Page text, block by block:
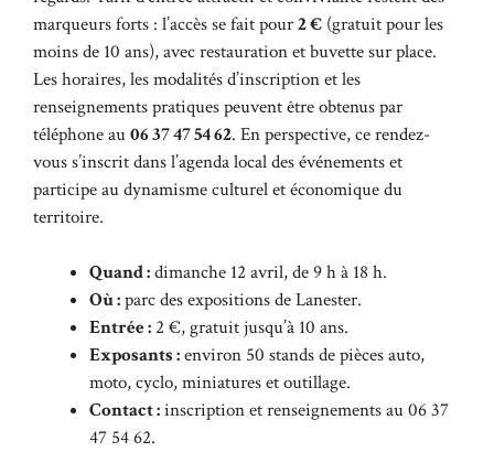
marqueurs forts : l’accès se fait pour2 € (gratuit pour les
moins de 10 ans), avec restauration et buvette sur place.
Les horaires, les modalités d’inscription et les
renseignements pratiques peuvent être obtenus par
téléphone au06 37 47 54 62. En perspective, ce rendez-
vous s’inscrit dans l’agenda local des événements et
participe au dynamisme culturel et économique du
territoire.
Quand :dimanche 12 avril, de 9 h à 18 h.
Où :parc des expositions de Lanester.
Entrée : 2 €, gratuit jusqu’à 10 ans.
Exposants :environ 50 stands de pièces auto,
moto, cyclo, miniatures et outillage.
Contact :inscription et renseignements au 06 37
47 54 62.